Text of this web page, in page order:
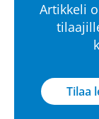
Artikkeli
Tilaa